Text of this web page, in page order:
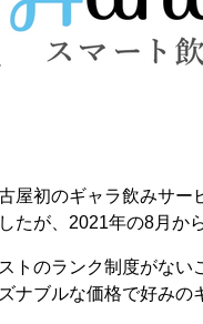
屋初のギャラ飲みサー
たが、2021年の8月か
トのランク制度がない
ナブルな価格で好み